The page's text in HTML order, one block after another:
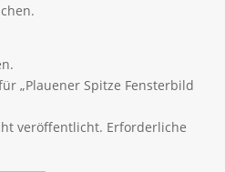
„Plauener Spitze Fensterbild
veröffentlicht. Erforderliche